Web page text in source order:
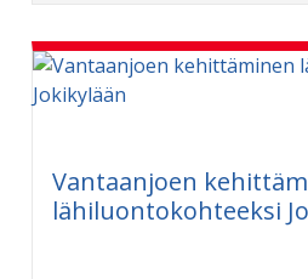
Vantaanjoen
lähiluontokohteeksi